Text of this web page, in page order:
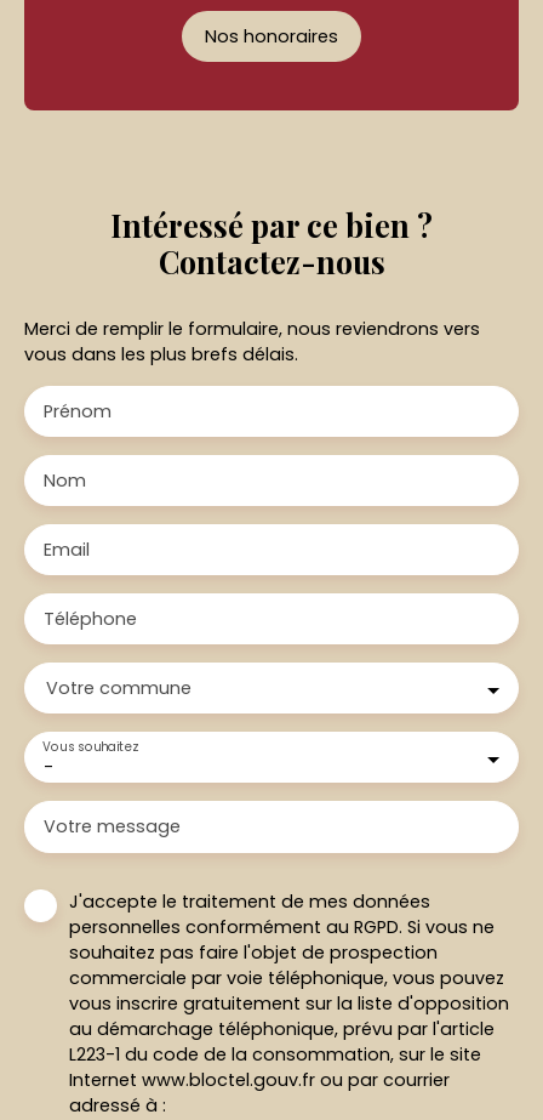
Nos honoraires
Intéressé par ce bien ?
Contactez-nous
Merci de remplir le formulaire, nous reviendrons vers
vous dans les plus brefs délais.
Prénom
Nom
Email
Téléphone
Votre commune
-
Vous souhaitez
Votre message
J'accepte le traitement de mes données
personnelles conformément au RGPD. Si vous ne
souhaitez pas faire l'objet de prospection
commerciale par voie téléphonique, vous pouvez
vous inscrire gratuitement sur la liste d'opposition
au démarchage téléphonique, prévu par l'article
L223-1 du code de la consommation, sur le site
Internet www.bloctel.gouv.fr ou par courrier
adressé à :